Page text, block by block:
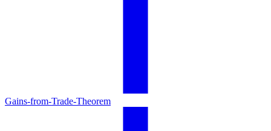
Gains-from-Trade-Theorem